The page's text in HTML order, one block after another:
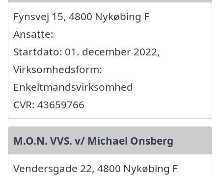
Fynsvej 15, 4800 Nykøbing F
Ansatte:
Startdato: 01. december 2022,
Virksomhedsform:
Enkeltmandsvirksomhed
CVR: 43659766
M.O.N. VVS. v/ Michael Onsberg
Vendersgade 22, 4800 Nykøbing F